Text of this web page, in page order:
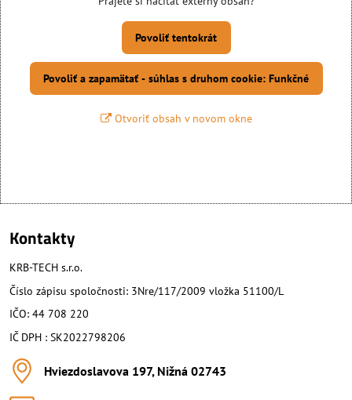
Povoliť tentokrát
Povoliť a zapamätať - súhlas s druhom cookie: Funkčné
Otvoriť obsah v novom okne
Kontakty
KRB-TECH s.r.o.
Číslo zápisu spoločnosti: 3Nre/117/2009 vložka 51100/L
IČO: 44 708 220
IČ DPH : SK2022798206
Hviezdoslavova 197, Nižná 02743